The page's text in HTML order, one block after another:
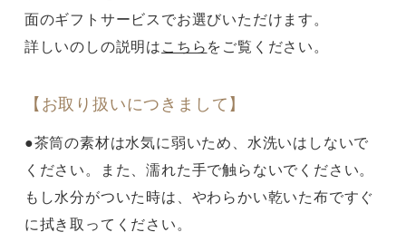
面のギフトサービスでお選びいただけます。
詳しいのしの説明は こちら をご覧ください。
【お取り扱いにつきまして】
●茶筒の素材は水気に弱いため、水洗いはしないで
ください。また、濡れた手で触らないでください。
もし水分がついた時は、やわらかい乾いた布ですぐ
に拭き取ってください。